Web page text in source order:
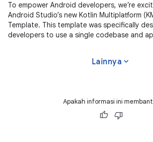
To empower Android developers, we’re
Android Studio’s new Kotlin Multiplatform
Template. This template was specifically
developers to use a single codebase and
Lainnya expand_more
Apakah informasi ini